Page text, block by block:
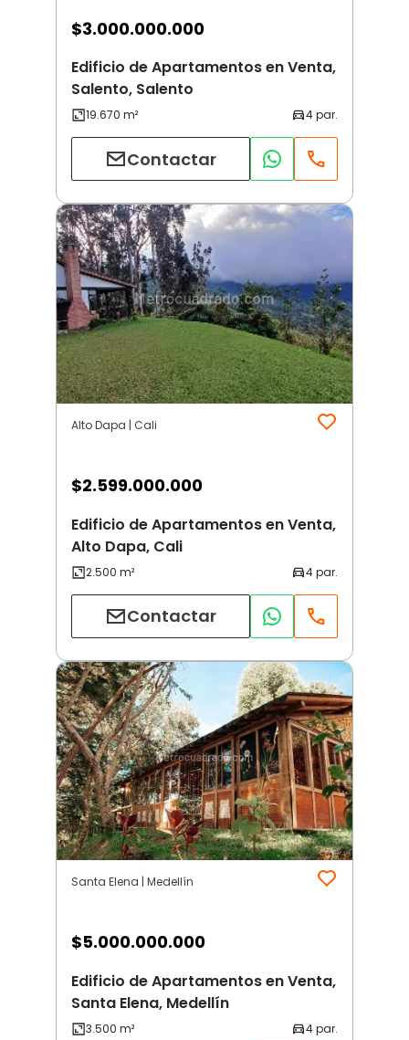
$3.000.000.000
Edificio de Apartamentos en Venta,
Salento, Salento
Contactar
Alto Dapa | Cali
$2.599.000.000
Edificio de Apartamentos en Venta,
Alto Dapa, Cali
Contactar
Santa Elena | Medellín
$5.000.000.000
Edificio de Apartamentos en Venta,
Santa Elena, Medellín